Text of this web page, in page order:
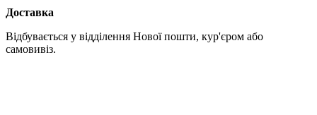
Доставка
Відбувається у відділення Нової пошти, кур'єром або
самовивіз.